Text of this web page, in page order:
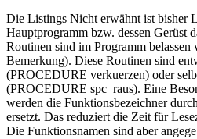
Die Listings Nicht erwähnt ist bisher
Hauptprogramm bzw. dessen Gerüst
Routinen sind im Programm
Bemerkung). Diese Routinen sind
(PROCEDURE verkuerzen) oder
(PROCEDURE spc_raus). Eine
werden die Funktionsbezeichner
ersetzt. Das reduziert die Zeit für
Die Funktionsnamen sind aber